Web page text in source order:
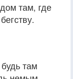
там, где
там